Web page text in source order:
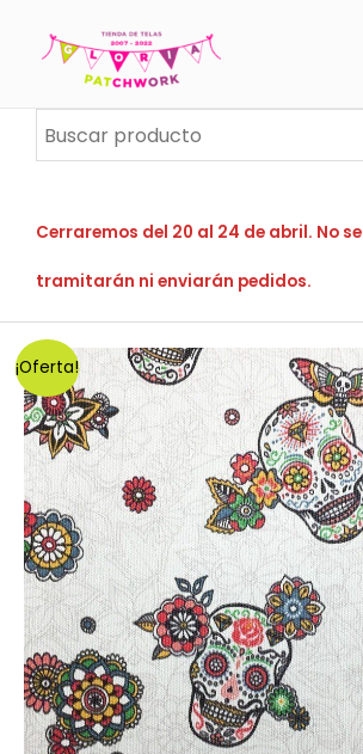
Cerraremos del 20 al 24 de abril. No se
tramitarán ni enviarán pedidos.
¡Oferta!